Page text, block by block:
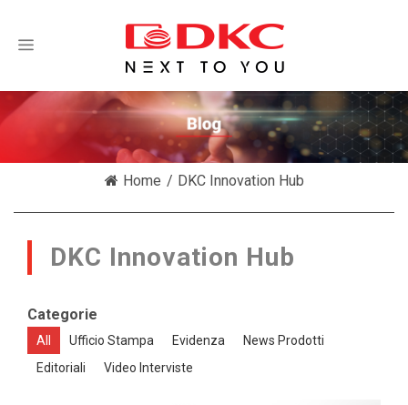
Home / DKC Innovation Hub
DKC Innovation Hub
Categorie
All Ufficio Stampa Evidenza
News Prodotti
Editoriali
Video Interviste